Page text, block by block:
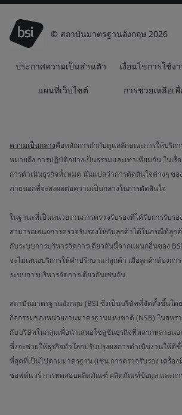
© สถาบันมาตรฐานอังกฤษ 2026
ประกาศความเป็นส่วนตัว เงื่อนไขการใช้ง
แผนที่เว็บไซต์ การช่วยเหลือเ
ความเป็นกลางคือหลักการกำกับดูแลลักษณะการให้บริกา
หมายถึง การปฏิบัติอย่างเป็นธรรมและเท่าเทียมกัน ในเ
การดำเนินธุรกิจทั้งหมด นั่นแปลว่าการตัดสินใจต่างๆ ขอ
ภายนอกที่จะส่งผลต่อความเป็นกลางในการตัดสินใจ
ในฐานะที่เป็นหน่วยงานการตรวจรับรองที่ได้รับการรับรอ
สามารถเสนอการตรวจรับรองให้กับลูกค้าได้ในกรณีที่ลูก
กับระบบการบริหารจัดการเดียวกันนี้จากแผนกอื่นของ
จะไม่เสนอบริการให้คำปรึกษาแก่ลูกค้า เมื่อลูกค้าต้องกา
ระบบการบริหารจัดการเดียวกันเช่นกัน
สถาบันมาตรฐานอังกฤษ (BSI ซึ่งเป็นบริษัทที่จัดตั้งขึ้นโด
กิจกรรมของหน่วยงานมาตรฐานแห่งชาติ (NSB) ในสหร
กับบริษัทในกลุ่มเพื่อนำเสนอโซลูชันธุรกิจที่หลากหลายนอ
ซึ่งจะช่วยให้ธุรกิจทั่วโลกปรับปรุงผลการดำเนินงานให้
ที่สุดที่เป็นไปตามมาตรฐาน (เช่น การตรวจรับรอง เครื่อง
ซอฟต์แวร์ การทดสอบผลิตภัณฑ์ ผลิตภัณฑ์ข้อมูล และกา